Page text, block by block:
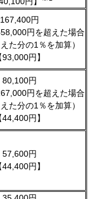
167,400円
円を超えた場合
た分の1％を加算）
93,000円】
80,100円
円を超えた場合
た分の1％を加算）
44,400円】
57,600円
44,400円】